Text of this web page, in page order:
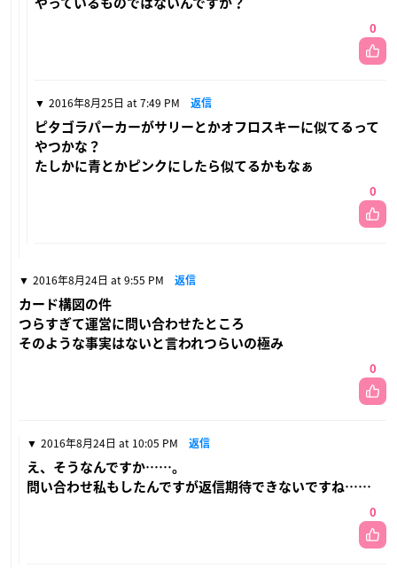
やっているものではないんですか？
0
2016年8月25日 at 7:49 PM 返信
ピタゴラパーカーがサリーとかオフロスキーに似てるって
やつかな？
たしかに青とかピンクにしたら似てるかもなぁ
0
2016年8月24日 at 9:55 PM 返信
カード構図の件
つらすぎて運営に問い合わせたところ
そのような事実はないと言われつらいの極み
0
2016年8月24日 at 10:05 PM 返信
え、そうなんですか……。
問い合わせ私もしたんですが返信期待できないですね……
0